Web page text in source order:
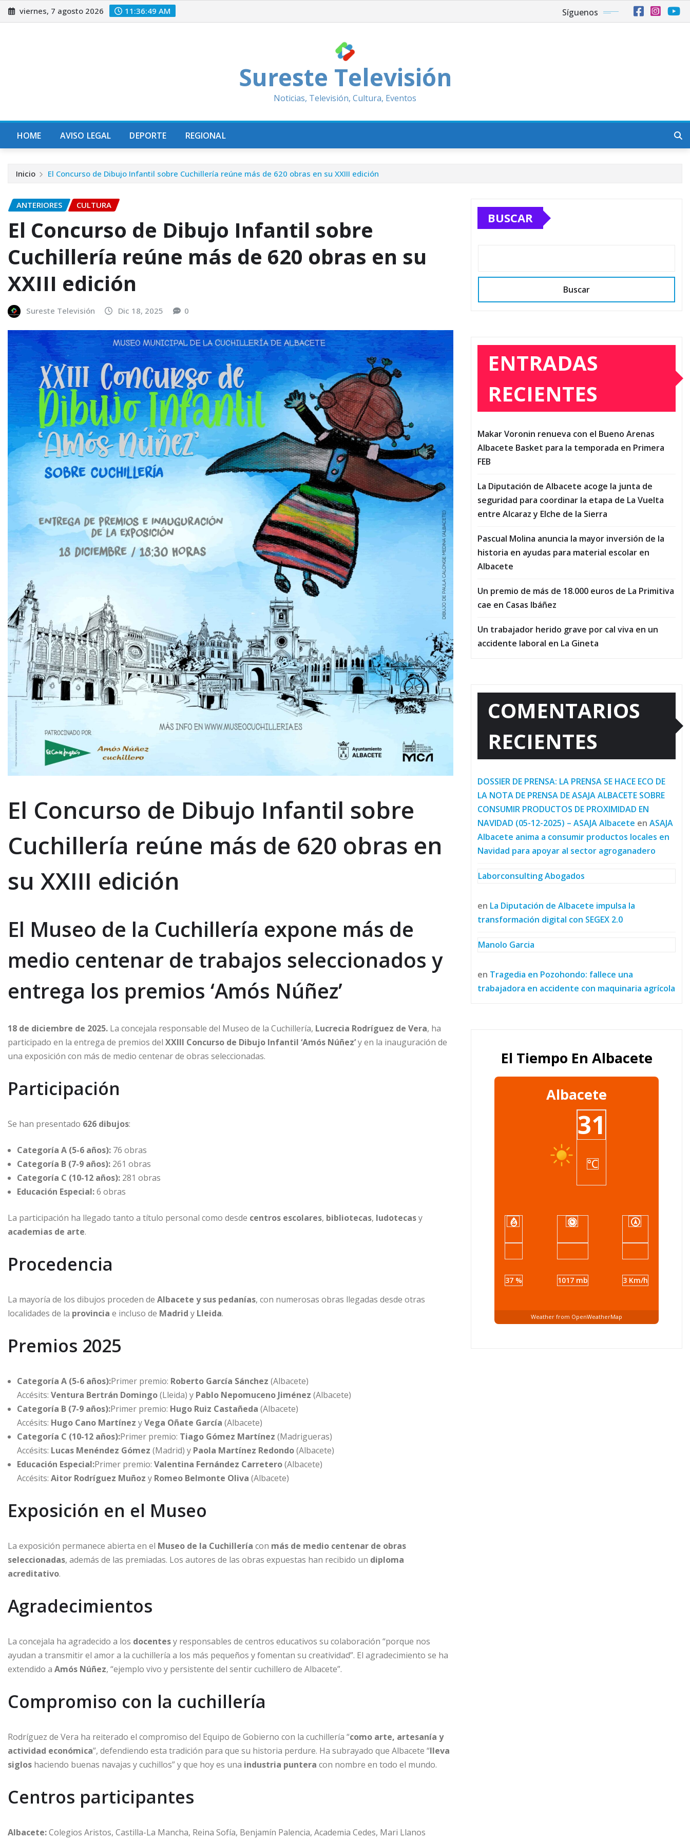
Saltar
al
viernes, 7 agosto 2026 11:36:50 AM Síguenos
Sureste Televisión
Noticias, Televisión, Cultura, Eventos
HOME AVISO LEGAL DEPORTE REGIONAL
Inicio El Concurso de Dibujo Infantil sobre Cuchillería reúne más de 620 obras en su XXIII edición
ANTERIORES CULTURA
El Concurso de Dibujo Infantil sobre
Cuchillería reúne más de 620 obras en su
XXIII edición
Sureste Televisión Dic 18, 2025 0
El Concurso de Dibujo Infantil sobre
Cuchillería reúne más de 620 obras en
su XXIII edición
El Museo de la Cuchillería expone más de
medio centenar de trabajos seleccionados y
entrega los premios ‘Amós Núñez’
18 de diciembre de 2025. La concejala responsable del Museo de la Cuchillería, Lucrecia Rodríguez de Vera, ha
participado en la entrega de premios del XXIII Concurso de Dibujo Infantil ‘Amós Núñez’y en la inauguración de
una exposición con más de medio centenar de obras seleccionadas.
Participación
Se han presentado 626 dibujos:
Categoría A (5-6 años): 76 obras
Categoría B (7-9 años): 261 obras
Categoría C (10-12 años): 281 obras
Educación Especial:6 obras
La participación ha llegado tanto a título personal como desde centros escolares, bibliotecas, ludotecasy
academias de arte.
Procedencia
La mayoría de los dibujos proceden de Albacete y sus pedanías, con numerosas obras llegadas desde otras
localidades de la provincia e incluso de Madrid y Lleida.
Premios 2025
Categoría A (5-6 años):Primer premio: Roberto García Sánchez (Albacete)
Accésits: Ventura Bertrán Domingo(Lleida) y Pablo Nepomuceno Jiménez (Albacete)
Categoría B (7-9 años):Primer premio: Hugo Ruiz Castañeda (Albacete)
Accésits: Hugo Cano Martínez yVega Oñate García (Albacete)
Categoría C (10-12 años):Primer premio: Tiago Gómez Martínez (Madrigueras)
Accésits: Lucas Menéndez Gómez (Madrid) y Paola Martínez Redondo(Albacete)
Educación Especial:Primer premio: Valentina Fernández Carretero(Albacete)
Accésits: Aitor Rodríguez Muñoz y Romeo Belmonte Oliva (Albacete)
Exposición en el Museo
La exposición permanece abierta en el Museo de la Cuchillería con más de medio centenar de obras
seleccionadas, además de las premiadas. Los autores de las obras expuestas han recibido un diploma
acreditativo.
Agradecimientos
La concejala ha agradecido a los docentesy responsables de centros educativos su colaboración “porque nos
ayudan a transmitir el amor a la cuchillería a los más pequeños y fomentan su creatividad”. El agradecimiento se ha
extendido a Amós Núñez, “ejemplo vivo y persistente del sentir cuchillero de Albacete”.
Compromiso con la cuchillería
Rodríguez de Vera ha reiterado el compromiso del Equipo de Gobierno con la cuchillería “como arte, artesanía y
actividad económica”, defendiendo esta tradición para que su historia perdure. Ha subrayado que Albacete “lleva
siglos haciendo buenas navajas y cuchillos” y que hoy es una industria puntera con nombre en todo el mundo.
Centros participantes
Albacete:Colegios Aristos, Castilla-La Mancha, Reina Sofía, Benjamín Palencia, Academia Cedes, Mari Llanos
BUSCAR
Buscar
ENTRADAS
RECIENTES
Makar Voronin renueva con el Bueno Arenas
Albacete Basket para la temporada en Primera
FEB
La Diputación de Albacete acoge la junta de
seguridad para coordinar la etapa de La Vuelta
entre Alcaraz y Elche de la Sierra
Pascual Molina anuncia la mayor inversión de la
historia en ayudas para material escolar en
Albacete
Un premio de más de 18.000 euros de La Primitiva
cae en Casas Ibáñez
Un trabajador herido grave por cal viva en un
accidente laboral en La Gineta
COMENTARIOS
RECIENTES
DOSSIER DE PRENSA: LA PRENSA SE HACE ECO DE
LA NOTA DE PRENSA DE ASAJA ALBACETE SOBRE
CONSUMIR PRODUCTOS DE PROXIMIDAD EN
NAVIDAD (05-12-2025) – ASAJA Albacete en ASAJA
Albacete anima a consumir productos locales en
Navidad para apoyar al sector agroganadero
Laborconsulting Abogados
en La Diputación de Albacete impulsa la
transformación digital con SEGEX 2.0
Manolo Garcia
en Tragedia en Pozohondo: fallece una
trabajadora en accidente con maquinaria agrícola
El Tiempo En Albacete
Albacete
31
°C
37 % 1017 mb 3 Km/h
Weather from OpenWeatherMap